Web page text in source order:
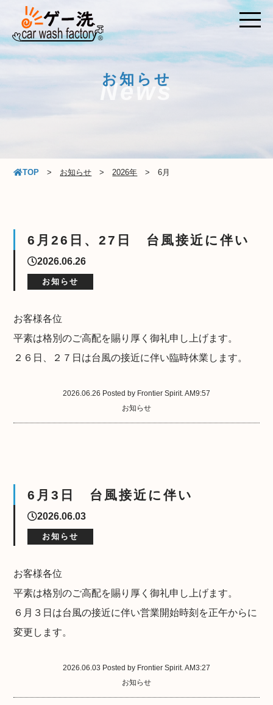
お知らせ
News
TOP お知らせ 2026年 6月
6月26日、27日 台風接近に伴い
2026.06.26
お知らせ
お客様各位
平素は格別のご高配を賜り厚く御礼申し上げます。
２６日、２７日は台風の接近に伴い臨時休業します。
2026.06.26 Posted by Frontier Spirit. AM9:57
お知らせ
6月3日 台風接近に伴い
2026.06.03
お知らせ
お客様各位
平素は格別のご高配を賜り厚く御礼申し上げます。
６月３日は台風の接近に伴い営業開始時刻を正午からに
変更します。
2026.06.03 Posted by Frontier Spirit. AM3:27
お知らせ